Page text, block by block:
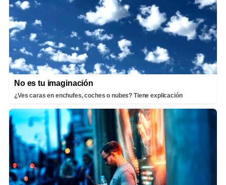
No es tu imaginación
¿Ves caras en enchufes, coches o nubes? Tiene explicación